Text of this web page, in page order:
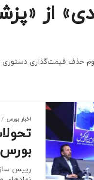
از
حذف قیمت‌گذاری دستوری و
اخبار بورس
بورس
رییس